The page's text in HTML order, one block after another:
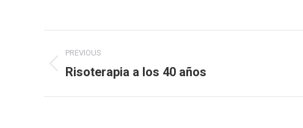
navigation
PREVIOUS
Previous
Risoterapia a los 40 años